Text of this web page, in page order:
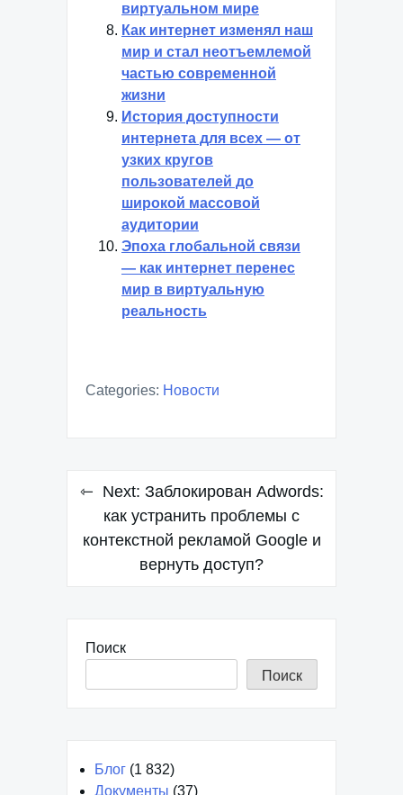
виртуальном мире
Как интернет изменял наш
мир и стал неотъемлемой
частью современной
жизни
История доступности
интернета для всех — от
узких кругов
пользователей до
широкой массовой
аудитории
Эпоха глобальной связи
— как интернет перенес
мир в виртуальную
реальность
Categories: Новости
Навигация
записям
Next: Заблокирован Adwords:
как устранить проблемы с
контекстной рекламой Google и
вернуть доступ?
Поиск
Поиск
Блог (1 832)
Документы (37)